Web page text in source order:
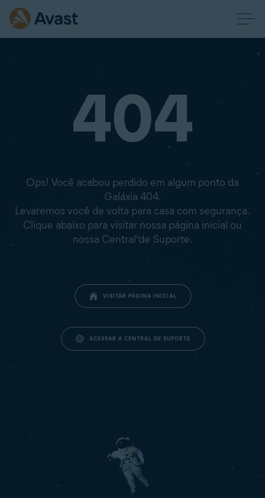
404
Ops! Você acabou perdido em algum ponto da
Galáxia 404.
Levaremos você de volta para casa com segurança.
Clique abaixo para visitar nossa página inicial ou
nossa Central de Suporte.
VISITAR PÁGINA INICIAL
ACESSAR A CENTRAL DE SUPORTE